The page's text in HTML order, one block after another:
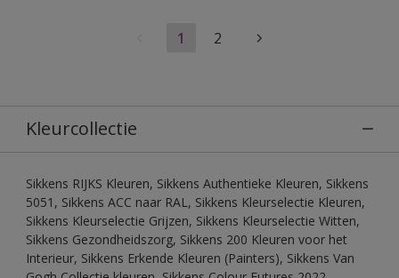
1 2
Kleurcollectie
Sikkens RIJKS Kleuren, Sikkens Authentieke Kleuren, Sikkens
5051, Sikkens ACC naar RAL, Sikkens Kleurselectie Kleuren,
Sikkens Kleurselectie Grijzen, Sikkens Kleurselectie Witten,
Sikkens Gezondheidszorg, Sikkens 200 Kleuren voor het
Interieur, Sikkens Erkende Kleuren (Painters), Sikkens Van